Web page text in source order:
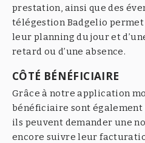
prestation, ainsi que des
télégestion Badgelio
leur planning du jour et
retard ou d’une absence.
CÔTÉ BÉNÉFICIAIRE
Grâce à notre application
bénéficiaire sont
ils peuvent demander une
encore suivre leur